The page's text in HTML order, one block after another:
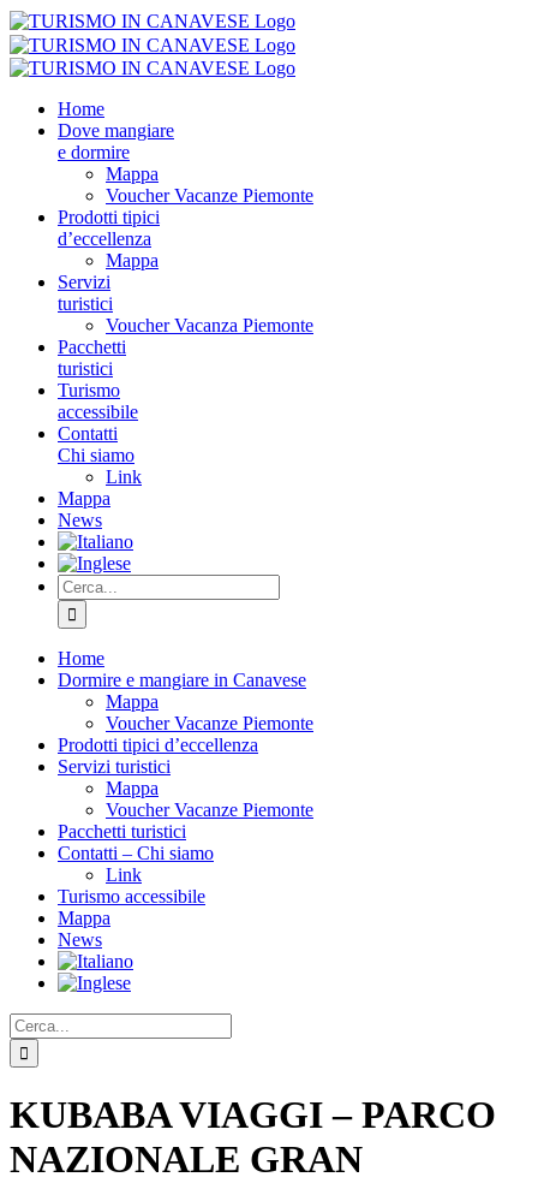
Home
Dove mangiare
e dormire
Mappa
Voucher Vacanze Piemonte
Prodotti tipici
d’eccellenza
Mappa
Servizi
turistici
Voucher Vacanza Piemonte
Pacchetti
turistici
Turismo
accessibile
Contatti
Chi siamo
Link
Mappa
News
Home
Dormire e mangiare in Canavese
Mappa
Voucher Vacanze Piemonte
Prodotti tipici d’eccellenza
Servizi turistici
Mappa
Voucher Vacanze Piemonte
Pacchetti turistici
Contatti – Chi siamo
Link
Turismo accessibile
Mappa
News
KUBABA VIAGGI – PARCO
NAZIONALE GRAN